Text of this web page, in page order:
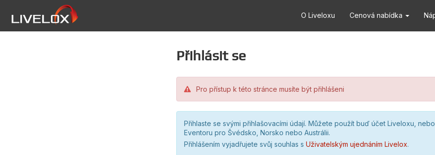
O Liveloxu Cenová nabídka
Přihlásit se
Pro přístup k této stránce musíte být přihlášeni
Přihlaste se svými přihlašovacími údají. Můžete použít buď účet Liveloxu,
Eventoru pro Švédsko, Norsko nebo Austrálii.
Přihlášením vyjadřujete svůj souhlas s Uživatelským ujednáním Livelox.